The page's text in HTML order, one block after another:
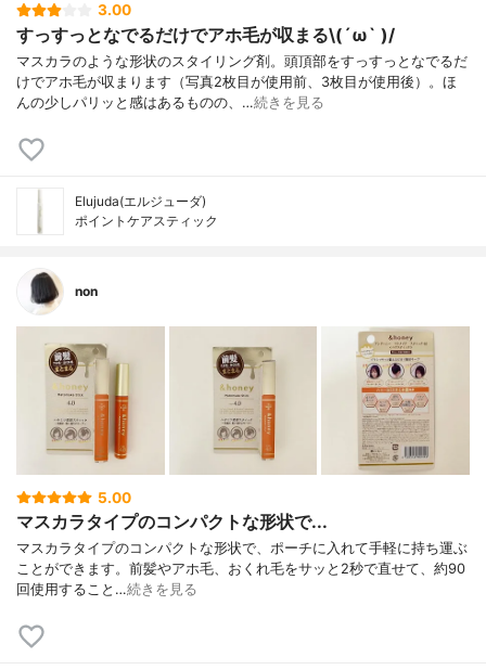
3.00
すっすっとなでるだけでアホ毛が収まる\(´ω` )/
マスカラのような形状のスタイリング剤。頭頂部をすっすっとなでるだ
けでアホ毛が収まります（写真2枚目が使用前、3枚目が使用後）。ほ
んの少しパリッと感はあるものの、…続きを見る
Elujuda(エルジューダ)
ポイントケアスティック
non
5.00
マスカラタイプのコンパクトな形状で...
マスカラタイプのコンパクトな形状で、ポーチに入れて手軽に持ち運ぶ
ことができます。前髪やアホ毛、おくれ毛をサッと2秒で直せて、約90
回使用すること…続きを見る